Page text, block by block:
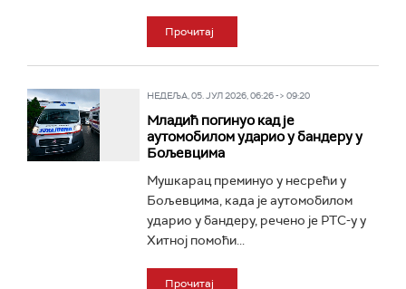
Прочитај
НЕДЕЉА, 05. ЈУЛ 2026, 06:26 -> 09:20
Младић погинуо кад је
аутомобилом ударио у бандеру у
Бољевцима
Мушкарац преминуо у несрећи у
Бољевцима, када је аутомобилом
ударио у бандеру, речено је РТС-у у
Хитној помоћи...
Прочитај